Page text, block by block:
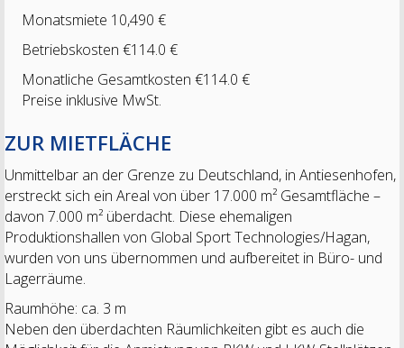
Monatsmiete 10,490 €
Betriebskosten €114.0 €
Monatliche Gesamtkosten €114.0 €
Preise inklusive MwSt.
ZUR MIETFLÄCHE
Unmittelbar an der Grenze zu Deutschland, in Antiesenhofen,
erstreckt sich ein Areal von über 17.000 m² Gesamtfläche –
davon 7.000 m² überdacht. Diese ehemaligen
Produktionshallen von Global Sport Technologies/Hagan,
wurden von uns übernommen und aufbereitet in Büro- und
Lagerräume.
Raumhöhe: ca. 3 m
Neben den überdachten Räumlichkeiten gibt es auch die